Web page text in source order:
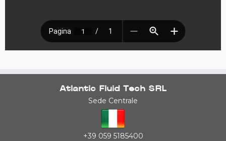
Atlantic Fluid Tech SRL
Sede Centrale
+39 059 5185400